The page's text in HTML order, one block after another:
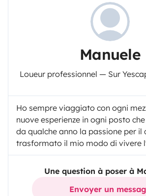
Manuele
Loueur professionnel — Sur
Ho sempre viaggiato con ogni
nuove esperienze in ogni posto
da qualche anno la passione per il
trasformato il mio modo di vivere
Une question à poser à
Envoyer un